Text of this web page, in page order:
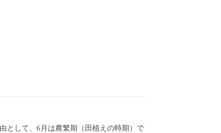
として、6月は農繁期（田植えの時期）で